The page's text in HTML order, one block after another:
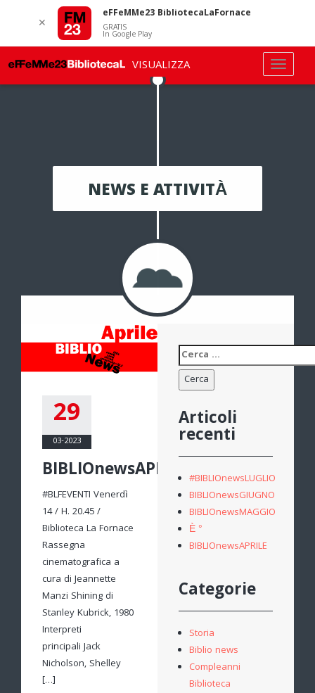
NEWS E ATTIVITÀ
29
03-2023
BIBLIOnewsAPRILE
#BLFEVENTI Venerdì
14 / H. 20.45 /
Biblioteca La Fornace
Rassegna
cinematografica a
cura di Jeannette
Manzi Shining di
Stanley Kubrick, 1980
Interpreti
principali Jack
Nicholson, Shelley
[…]
Ricerca
per:
Articoli
recenti
#BIBLIOnewsLUGLIO
BIBLIOnewsGIUGNO
BIBLIOnewsMAGGIO
È °
BIBLIOnewsAPRILE
Categorie
Storia
Biblio news
Compleanni
Biblioteca
✕
eFFeMMe23 BibliotecaLaFornace
GRATIS
In Google Play
VISUALIZZA